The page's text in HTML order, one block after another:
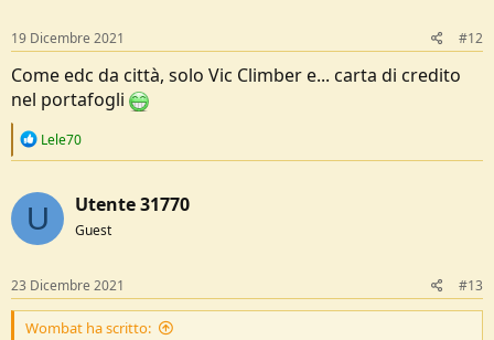
s
:
19 Dicembre 2021 #12
Come edc da città, solo Vic Climber e... carta di credito
nel portafogli
R
c
i
o
s
:
Lele70
U Utente 31770
Guest
23 Dicembre 2021 #13
Wombat ha scritto: